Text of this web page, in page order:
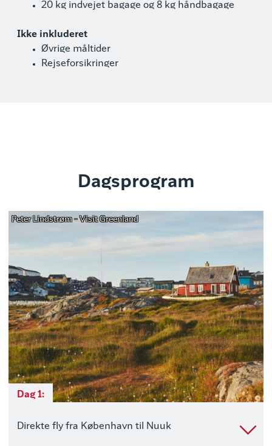
20 kg indvejet bagage og 8 kg håndbagage
Ikke inkluderet
Øvrige måltider
Rejseforsikringer
Dagsprogram
Peter Lindstrøm - Visit Greenland
Dag 1:
Direkte fly fra København til Nuuk